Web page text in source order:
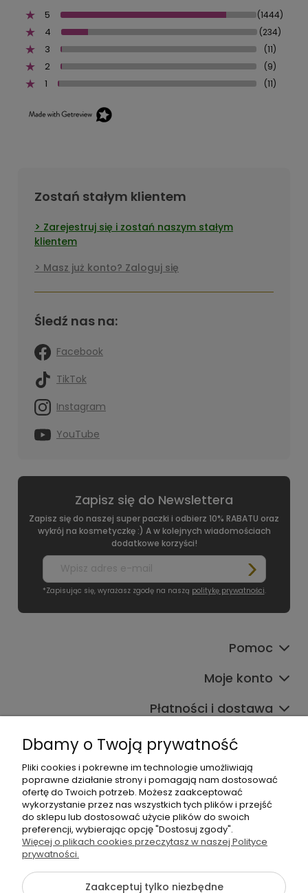
5
(1444)
4 (234)
3 (11)
2 (9)
1 (11)
Zostań stałym klientem
Zarejestruj się i zostań naszym stałym
klientem
Masz już konto? Zaloguj się
Śledź nas na:
Facebook
TikTok
Instagram
YouTube
Zapisz się do Newslettera
Zapisz się do naszej super paczki i odbierz 10% RABATU oraz
wykrój na kosmetyczkę :) A w kolejnych wiadomościach
dodatkowe korzyści!
*Zapisując się, wyrażasz zgodę na naszą politykę prywatności.
Pomoc
Moje konto
Płatności i dostawa
Informacje
O nas
Dbamy o Twoją prywatność
Pliki cookies i pokrewne im technologie umożliwiają
poprawne działanie strony i pomagają nam dostosować
ofertę do Twoich potrzeb. Możesz zaakceptować
wykorzystanie przez nas wszystkich tych plików i przejść
do sklepu lub dostosować użycie plików do swoich
preferencji, wybierając opcję "Dostosuj zgody".
Więcej o plikach cookies przeczytasz w naszej Polityce
prywatności.
Zaakceptuj tylko niezbędne